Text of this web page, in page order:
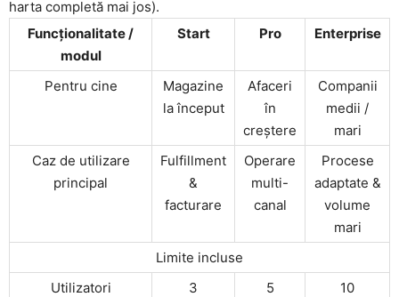
harta completă mai jos).
Funcționalitate /
modul
Start Pro Enterprise
Pentru cine
Magazine
la început
Afaceri
în
creștere
Companii
medii /
mari
Caz de utilizare
principal
Fulfillment
&
facturare
Operare
multi-
canal
Procese
adaptate &
volume
mari
Limite incluse
Utilizatori
3 5
10